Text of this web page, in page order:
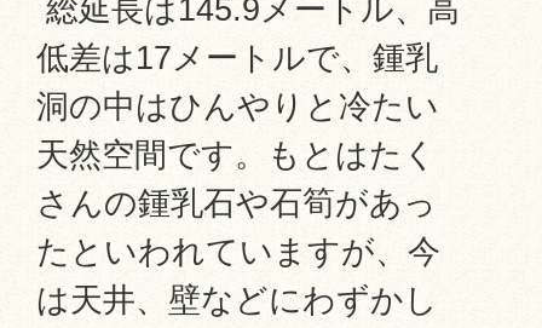
総延長は145.9メートル、高
低差は17メートルで、鍾乳
洞の中はひんやりと冷たい
天然空間です。もとはたく
さんの鍾乳石や石筍があっ
たといわれていますが、今
は天井、壁などにわずかし